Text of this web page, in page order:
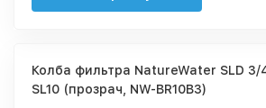
Колба фильтра NatureWater SLD
SL10 (прозрач, NW-BR10B3)